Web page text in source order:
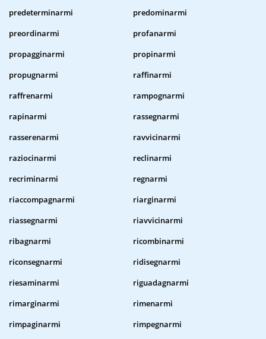
predeterminarmi
predominarmi
preordinarmi
profanarmi
propagginarmi
propinarmi
propugnarmi
raffinarmi
raffrenarmi
rampognarmi
rapinarmi
rassegnarmi
rasserenarmi
ravvicinarmi
raziocinarmi
reclinarmi
recriminarmi
regnarmi
riaccompagnarmi
riarginarmi
riassegnarmi
riavvicinarmi
ribagnarmi
ricombinarmi
riconsegnarmi
ridisegnarmi
riesaminarmi
riguadagnarmi
rimarginarmi
rimenarmi
rimpaginarmi
rimpegnarmi